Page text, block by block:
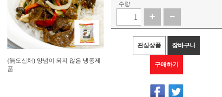
(無오신채) 양념이 되지 않은 냉동제
품
수량
관심상품 장바구니
구매하기